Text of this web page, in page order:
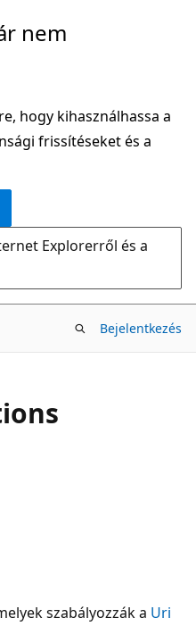
nem
hogy kihasználhassa a
frissítéseket és a
Explorerről és a
Bejelentkezés
szabályozzák a Uri